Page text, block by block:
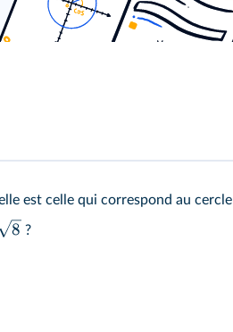
est celle qui correspond au cercle
8 ?